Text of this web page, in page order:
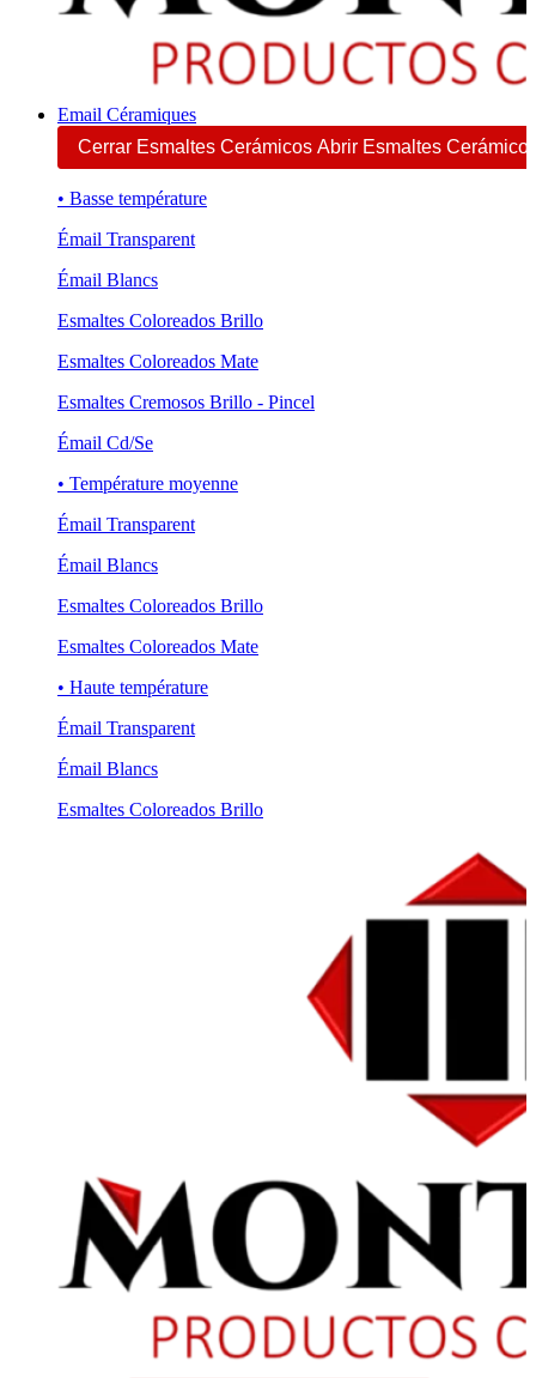
Email Céramiques
Cerrar Esmaltes Cerámicos Abrir Esmaltes
• Basse température
Émail Transparent
Émail Blancs
Esmaltes Coloreados Brillo
Esmaltes Coloreados Mate
Esmaltes Cremosos Brillo - Pincel
Émail Cd/Se
• Température moyenne
Émail Transparent
Émail Blancs
Esmaltes Coloreados Brillo
Esmaltes Coloreados Mate
• Haute température
Émail Transparent
Émail Blancs
Esmaltes Coloreados Brillo